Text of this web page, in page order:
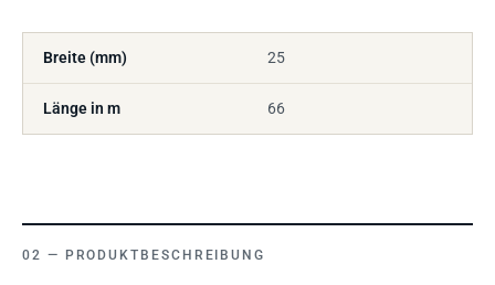
Breite (mm) 25
Länge in m 66
PRODUKTBESCHREIBUNG